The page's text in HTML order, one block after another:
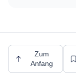
Zum
Anfang